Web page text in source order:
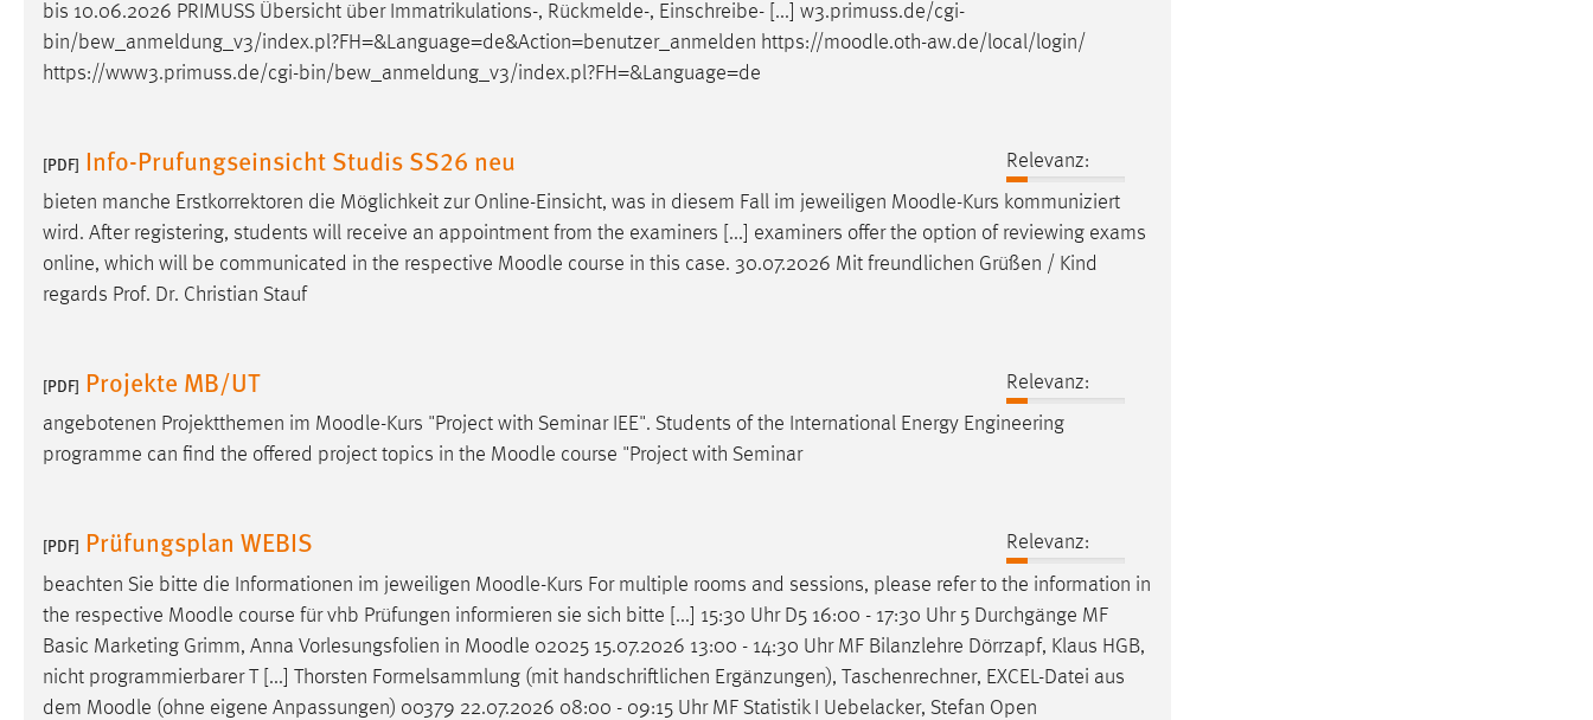
bis 10.06.2026 PRIMUSS Übersicht über Immatrikulations-, Rückmelde-, Einschreibe- [...] w3.primuss.de/cgi-
bin/bew_anmeldung_v3/index.pl?FH=&Language=de&Action=benutzer_anmelden https://moodle.oth-aw.de/local/login/
https://www3.primuss.de/cgi-bin/bew_anmeldung_v3/index.pl?FH=&Language=de
[PDF] Info-Prufungseinsicht Studis SS26 neu
Relevanz:
bieten manche Erstkorrektoren die Möglichkeit zur Online-Einsicht, was in diesem Fall im jeweiligen Moodle-Kurs kommuniziert
wird. After registering, students will receive an appointment from the examiners [...] examiners offer the option of reviewing exams
online, which will be communicated in the respective Moodle course in this case. 30.07.2026 Mit freundlichen Grüßen / Kind
regards Prof. Dr. Christian Stauf
[PDF] Projekte MB/UT
Relevanz:
angebotenen Projektthemen im Moodle-Kurs "Project with Seminar IEE". Students of the International Energy Engineering
programme can find the offered project topics in the Moodle course "Project with Seminar
[PDF] Prüfungsplan WEBIS
Relevanz:
beachten Sie bitte die Informationen im jeweiligen Moodle-Kurs For multiple rooms and sessions, please refer to the information in
the respective Moodle course für vhb Prüfungen informieren sie sich bitte [...] 15:30 Uhr D5 16:00 - 17:30 Uhr 5 Durchgänge MF
Basic Marketing Grimm, Anna Vorlesungsfolien in Moodle 02025 15.07.2026 13:00 - 14:30 Uhr MF Bilanzlehre Dörrzapf, Klaus HGB,
nicht programmierbarer T [...] Thorsten Formelsammlung (mit handschriftlichen Ergänzungen), Taschenrechner, EXCEL-Datei aus
dem Moodle (ohne eigene Anpassungen) 00379 22.07.2026 08:00 - 09:15 Uhr MF Statistik I Uebelacker, Stefan Open
STATISTIK
Statistik Cookies erfassen Informationen anonym.
Matomo
Name: _pk_ref, _pk_cvar, _pk_id, _pk_ses
Zweck: Zugriffsstatistik
MARKETING
Marketing Cookies werden von Drittanbietern
hinweg verfolgen.
Google Ads
Name: _gcl_au
Anbieter: Google Ireland Limited